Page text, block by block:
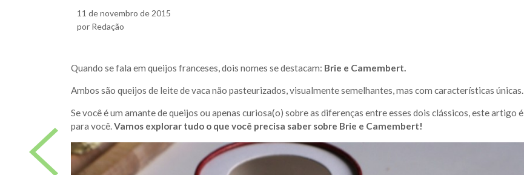
11 de novembro de 2015
por Redação
Quando se fala em queijos franceses, dois nomes se destacam: Brie e Camembert.
Ambos são queijos de leite de vaca não pasteurizados, visualmente semelhantes, mas com características únicas.
Se você é um amante de queijos ou apenas curiosa(o) sobre as diferenças entre esses dois clássicos, este artigo é
para você.Vamos explorar tudo o que você precisa saber sobre Brie e Camembert!